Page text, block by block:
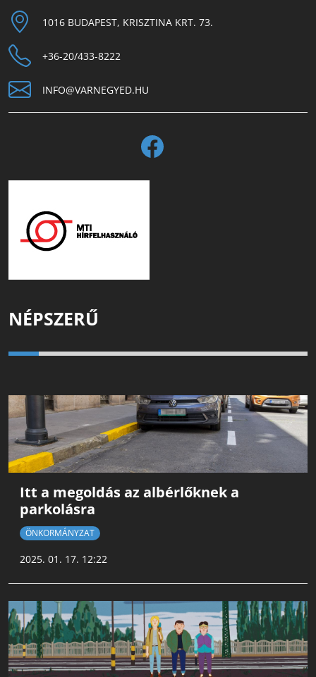
1016 BUDAPEST, KRISZTINA KRT. 73.
+36-20/433-8222
INFO@VARNEGYED.HU
NÉPSZERŰ
Itt a megoldás az albérlőknek a
parkolásra
ÖNKORMÁNYZAT
2025. 01. 17. 12:22